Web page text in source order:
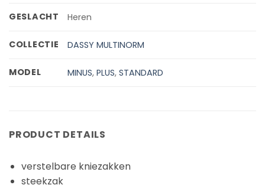
GESLACHT Heren
COLLECTIE DASSY MULTINORM
MODEL MINUS,PLUS,STANDARD
PRODUCT DETAILS
verstelbare kniezakken
steekzak